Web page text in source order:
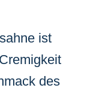
ist
des